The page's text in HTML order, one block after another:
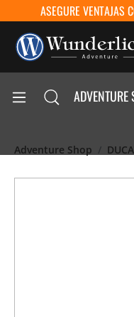
ASEGURE VENTAJAS
ADVENTURE
Adventure Shop